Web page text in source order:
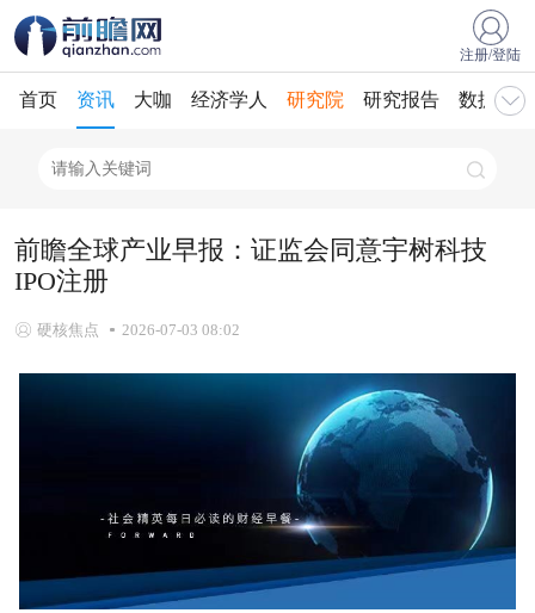
注册/登陆
首页 资讯 大咖 经济学人 研究院 研究报告 数据库
前瞻全球产业早报：证监会同意宇树科技
IPO注册
硬核焦点 2026-07-03 08:02